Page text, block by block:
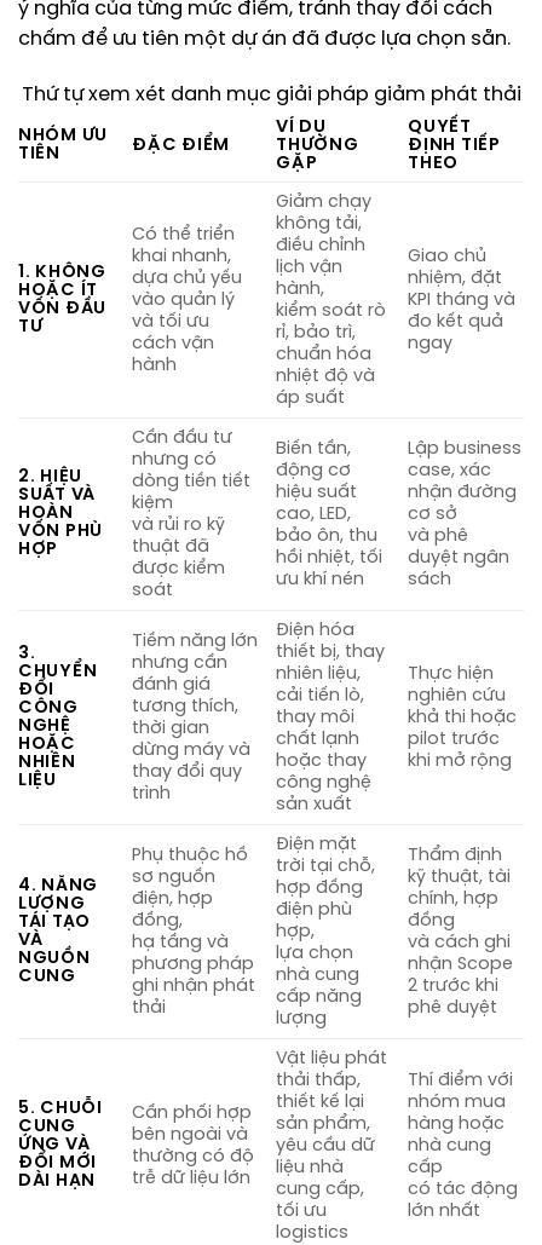
ý nghĩa của từng mức điểm, tránh thay đổi cách
chấm để ưu tiên một dự án đã được lựa chọn sẵn.
Thứ tự xem xét danh mục giải pháp giảm phát thải
NHÓM ƯU
TIÊN
ĐẶC ĐIỂM
VÍ DỤ
THƯỜNG
GẶP
QUYẾT
ĐỊNH TIẾP
THEO
1. KHÔNG
HOẶC ÍT
VỐN ĐẦU
TƯ
Có thể triển
khai nhanh,
dựa chủ yếu
vào quản lý
và tối ưu
cách vận
hành
Giảm chạy
không tải,
điều chỉnh
lịch vận
hành,
kiểm soát rò
rỉ, bảo trì,
chuẩn hóa
nhiệt độ và
áp suất
Giao chủ
nhiệm, đặt
KPI tháng và
đo kết quả
ngay
2. HIỆU
SUẤT VÀ
HOÀN
VỐN PHÙ
HỢP
Cần đầu tư
nhưng có
dòng tiền tiết
kiệm
và rủi ro kỹ
thuật đã
được kiểm
soát
Biến tần,
động cơ
hiệu suất
cao, LED,
bảo ôn, thu
hồi nhiệt, tối
ưu khí nén
Lập business
case, xác
nhận đường
cơ sở
và phê
duyệt ngân
sách
3.
CHUYỂN
ĐỔI
CÔNG
NGHỆ
HOẶC
NHIÊN
LIỆU
Tiềm năng lớn
nhưng cần
đánh giá
tương thích,
thời gian
dừng máy và
thay đổi quy
trình
Điện hóa
thiết bị, thay
nhiên liệu,
cải tiến lò,
thay môi
chất lạnh
hoặc thay
công nghệ
sản xuất
Thực hiện
nghiên cứu
khả thi hoặc
pilot trước
khi mở rộng
4. NĂNG
LƯỢNG
TÁI TẠO
VÀ
NGUỒN
CUNG
Phụ thuộc hồ
sơ nguồn
điện, hợp
đồng,
hạ tầng và
phương pháp
ghi nhận phát
thải
Điện mặt
trời tại chỗ,
hợp đồng
điện phù
hợp,
lựa chọn
nhà cung
cấp năng
lượng
Thẩm định
kỹ thuật, tài
chính, hợp
đồng
và cách ghi
nhận Scope
2 trước khi
phê duyệt
5. CHUỖI
CUNG
ỨNG VÀ
ĐỔI MỚI
DÀI HẠN
Cần phối hợp
bên ngoài và
thường có độ
trễ dữ liệu lớn
Vật liệu phát
thải thấp,
thiết kế lại
sản phẩm,
yêu cầu dữ
liệu nhà
cung cấp,
tối ưu
logistics
Thí điểm với
nhóm mua
hàng hoặc
nhà cung
cấp
có tác động
lớn nhất